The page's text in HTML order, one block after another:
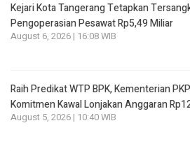
Kejari Kota Tangerang Tetapkan
Pengoperasian Pesawat Rp5,49 Miliar
August 6, 2026 | 16:08 WIB
Raih Predikat WTP BPK, Kementerian PKP
Komitmen Kawal Lonjakan Anggaran
August 5, 2026 | 10:40 WIB